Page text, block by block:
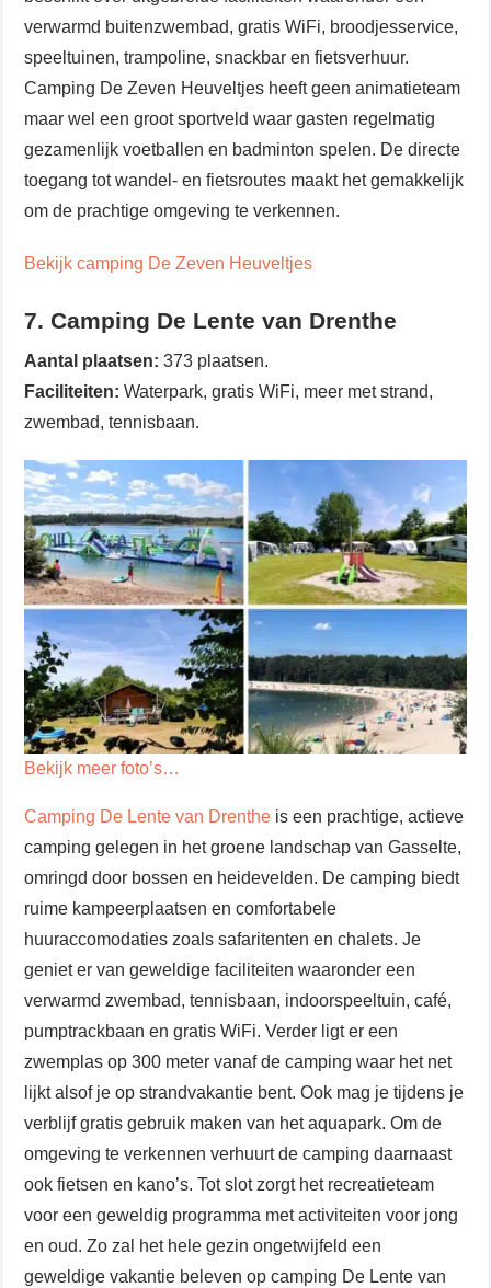
verwarmd buitenzwembad, gratis WiFi, broodjesservice,
speeltuinen, trampoline, snackbar en fietsverhuur.
Camping De Zeven Heuveltjes heeft geen animatieteam
maar wel een groot sportveld waar gasten regelmatig
gezamenlijk voetballen en badminton spelen. De directe
toegang tot wandel- en fietsroutes maakt het gemakkelijk
om de prachtige omgeving te verkennen.
Bekijk camping De Zeven Heuveltjes
7. Camping De Lente van Drenthe
Aantal plaatsen: 373 plaatsen.
Faciliteiten:Waterpark, gratis WiFi, meer met strand,
zwembad, tennisbaan.
Bekijk meer foto’s…
Camping De Lente van Drenthe is een prachtige, actieve
camping gelegen in het groene landschap van Gasselte,
omringd door bossen en heidevelden. De camping biedt
ruime kampeerplaatsen en comfortabele
huuraccomodaties zoals safaritenten en chalets. Je
geniet er van geweldige faciliteiten waaronder een
verwarmd zwembad, tennisbaan, indoorspeeltuin, café,
pumptrackbaan en gratis WiFi. Verder ligt er een
zwemplas op 300 meter vanaf de camping waar het net
lijkt alsof je op strandvakantie bent. Ook mag je tijdens je
verblijf gratis gebruik maken van het aquapark. Om de
omgeving te verkennen verhuurt de camping daarnaast
ook fietsen en kano’s. Tot slot zorgt het recreatieteam
voor een geweldig programma met activiteiten voor jong
en oud. Zo zal het hele gezin ongetwijfeld een
geweldige vakantie beleven op camping De Lente van